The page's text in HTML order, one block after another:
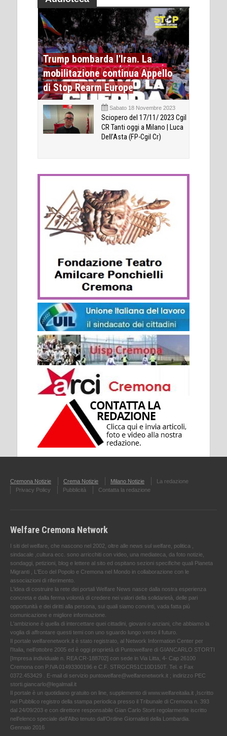
Trump bombarda l'Iran. La
mobilitazione continua Appello
di Stop Rearm Europe
Sabato 18 Novembre 2023
Sciopero del 17/11/ 2023 Cgil
CR Tanti oggi a Milano | Luca
Dell’Asta (FP-Cgil Cr)
Cremona Notizie Crema Notizie Milano Notizie
La redazione
Privacy Policy
Pubblicità Contatta la redazione
Welfare Cremona Network
I siti del welfare, che nascono nel 2002, oltre alle news sul welfare, politica ,
sindacale ,cultura ecc. sono arricchiti con video, una mediateca, da foto notizie,
sondaggi, petizioni, blog e lettere al sito ed ospitano sezioni specifiche quali Pianeta
Migranti , L'Eco del Popolo e Cremona nel Mondo in collaborazione con le
associazioni di riferimento.
L'idea di costruire la rete dei portali Welfare News nasce dalla nostra esperienza
concreta e dalla ferma volontà di credere nei valori della solidarietà, delle pari
opportunità e dei diritti alla persona, sui quali siamo convinti, vada fatta più
comunicazione e migliore informazione.
L'ambizione è quella di intercettare quei cittadini, giovani o anziani, che abbiamo la
voglia di affrontare questi temi con uno sguardo lungo verso il futuro.
Il portale welfarenetwork.it è stato registrato, al Network Information Center per
l'Italia, nell’ottobre 2005 ed è oggi proprietà di Puntowelfare di GIANCARLO STORTI
[Impresa individuale n. REA CR-188702] con sede in Via Litta, 4- Cap 26100
Cremona con P.IVA 01493300196 e C.F. STRGCR51C10D150T. Tel. e Fax
0372.453429 . E-mail di servizio puntowelfare@welfarenetwork.it ; indirizzo PEC
storti.giancarlo@legalmail.it
Il portale è un quotidiano gratuito on line, supplemento di www.welfareitalia.it ,Iscritto
nel Pubblico registro della stampa periodica presso il Tribunale di Cremona n. 393
dal 24/09/203 e con direttore responsabile Gian Carlo Storti regolarmente iscritto
nell’elenco speciale dell’Albo tenuto dall’Ordine Giornalisti della Lombardia.
Gennaio 2016